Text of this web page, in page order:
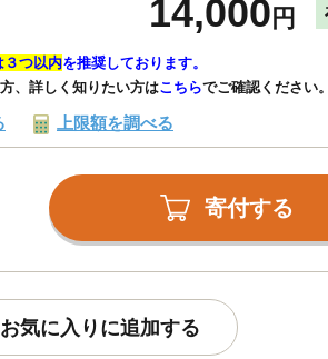
14,000 円
３つ以内を推奨しております。
、詳しく知りたい方はこちらでご確認ください。
上限額を調べる
寄付する
お気に入りに追加する